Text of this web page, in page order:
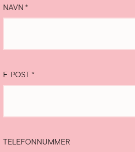
NAVN*
E-POST*
TELEFONNUMMER